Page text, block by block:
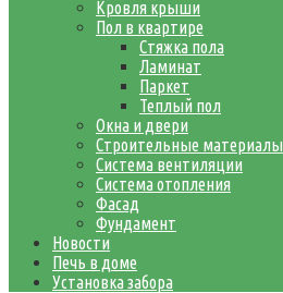
Кровля крыши
Пол в квартире
Стяжка пола
Ламинат
Паркет
Теплый пол
Окна и двери
Строительные материалы
Система вентиляции
Система отопления
Фасад
Фундамент
Новости
Печь в доме
Установка забора